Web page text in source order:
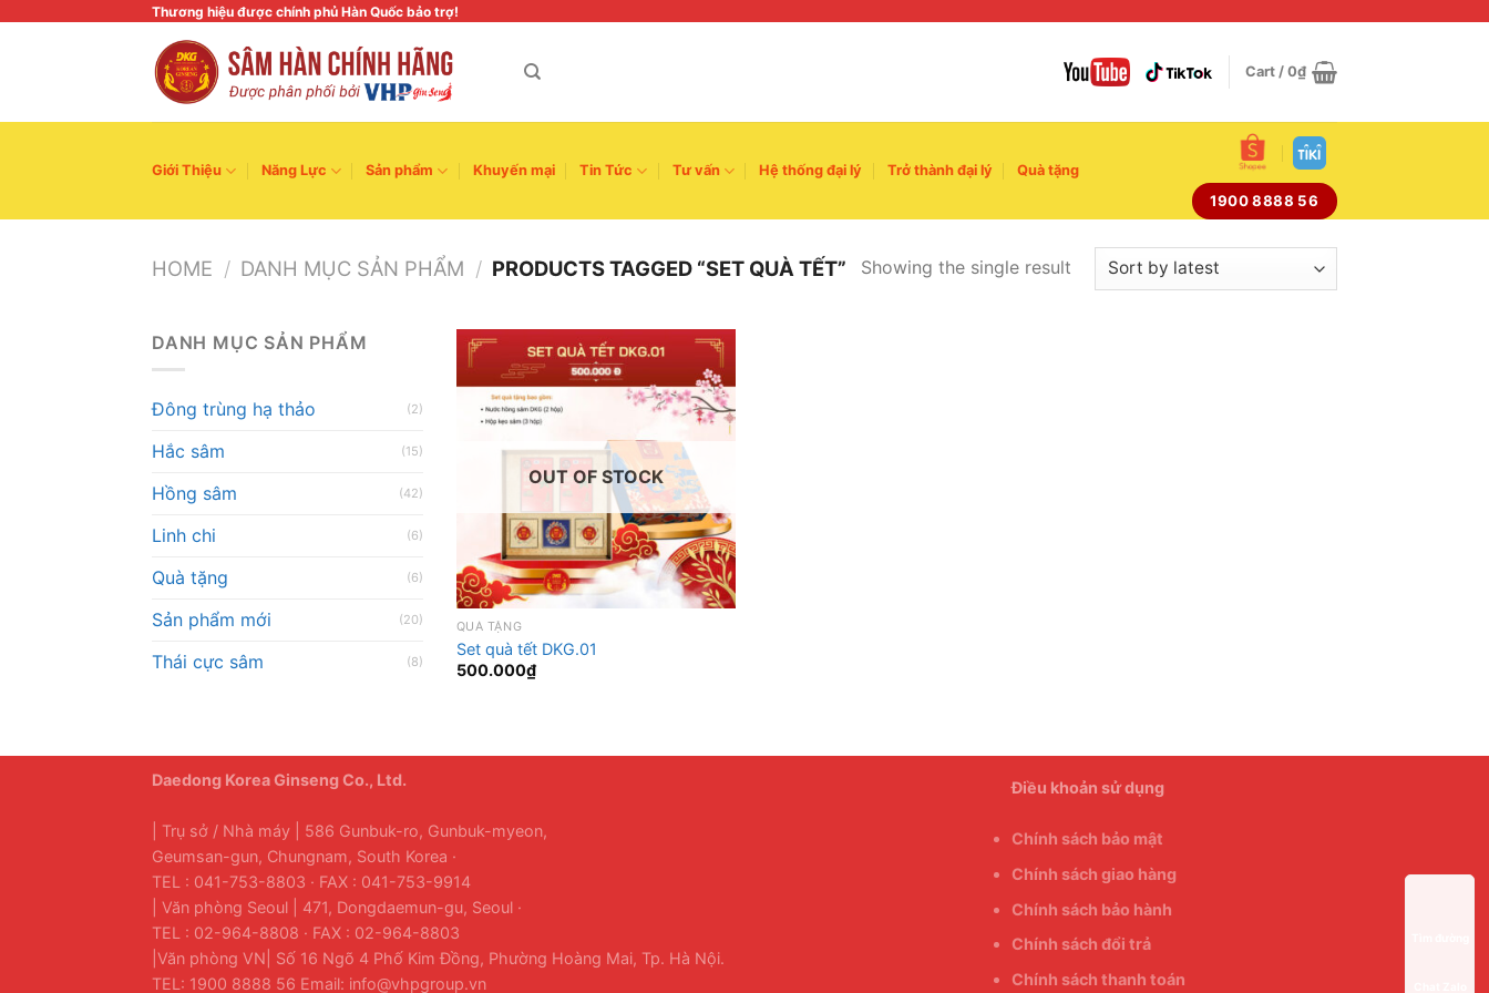
Thương hiệu được chính phủ Hàn Quốc bảo trợ!
Cart / 0₫
Giới Thiệu Năng Lực Sản phẩm Khuyến mại Tin Tức Tư vấn Hệ thống đại lý Trở thành đại lý Quà tặng
1900 8888 56
HOME / DANH MỤC SẢN PHẨM / PRODUCTS TAGGED “SET QUÀ TẾT” Showing the single result
DANH MỤC SẢN PHẨM
Đông trùng hạ thảo (2)
Hắc sâm (15)
Hồng sâm (42)
Linh chi (6)
Quà tặng (6)
Sản phẩm mới (20)
Thái cực sâm (8)
OUT OF STOCK
QUÀ TẶNG
Set quà tết DKG.01
500.000₫
Điều khoản sử dụng
Chính sách bảo mật
Chính sách giao hàng
Chính sách bảo hành
Chính sách đổi trả
Chính sách thanh toán
Daedong Korea Ginseng Co., Ltd.
| Trụ sở / Nhà máy | 586 Gunbuk-ro, Gunbuk-myeon,
Geumsan-gun, Chungnam, South Korea ·
TEL : 041-753-8803 · FAX : 041-753-9914
| Văn phòng Seoul | 471, Dongdaemun-gu, Seoul ·
TEL : 02-964-8808 · FAX : 02-964-8803
|Văn phòng VN| Số 16 Ngõ 4 Phố Kim Đồng, Phường Hoàng Mai, Tp. Hà Nội.
TEL: 1900 8888 56 Email: info@vhpgroup.vn